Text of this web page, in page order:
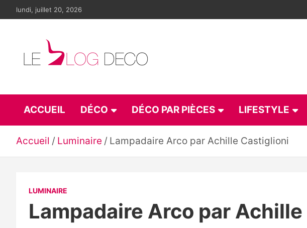
Allerlundi, juillet 20, 2026
Le blog déco
ACCUEIL DÉCO DÉCO PAR PIÈCES LIFESTYLE
Accueil Luminaire Lampadaire Arco par Achille Castiglioni
LUMINAIRE
Lampadaire Arco par